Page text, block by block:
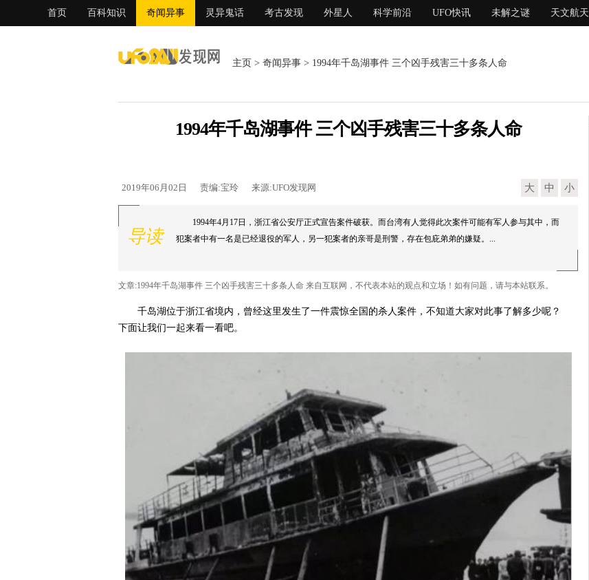
首页 百科知识 奇闻异事 灵异鬼话 考古发现 外星人 科学前沿 UFO快讯 未解之谜 天文航天
主页 > 奇闻异事 > 1994年千岛湖事件 三个凶手残害三十多条人命
1994年千岛湖事件 三个凶手残害三十多条人命
2019年06月02日 责编:宝玲 来源:UFO发现网 大 中 小
导读
1994年4月17日，浙江省公安厅正式宣告案件破获。而台湾有人觉得此次案件可能有军人参与其中，而
犯案者中有一名是已经退役的军人，另一犯案者的亲哥是刑警，存在包庇弟弟的嫌疑。...
文章:1994年千岛湖事件 三个凶手残害三十多条人命 来自互联网，不代表本站的观点和立场！如有问题，请与本站联系。
千岛湖位于浙江省境内，曾经这里发生了一件震惊全国的杀人案件，不知道大家对此事了解多少呢？
下面让我们一起来看一看吧。